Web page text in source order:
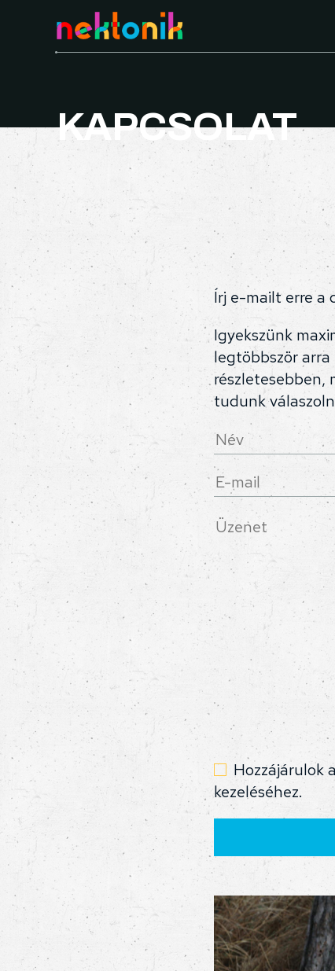
KAPCSOLAT
Írj e-mailt erre a
Igyekszünk
legtöbbször
részletesebben,
tudunk
Hozzájárulok
kezeléséhez.